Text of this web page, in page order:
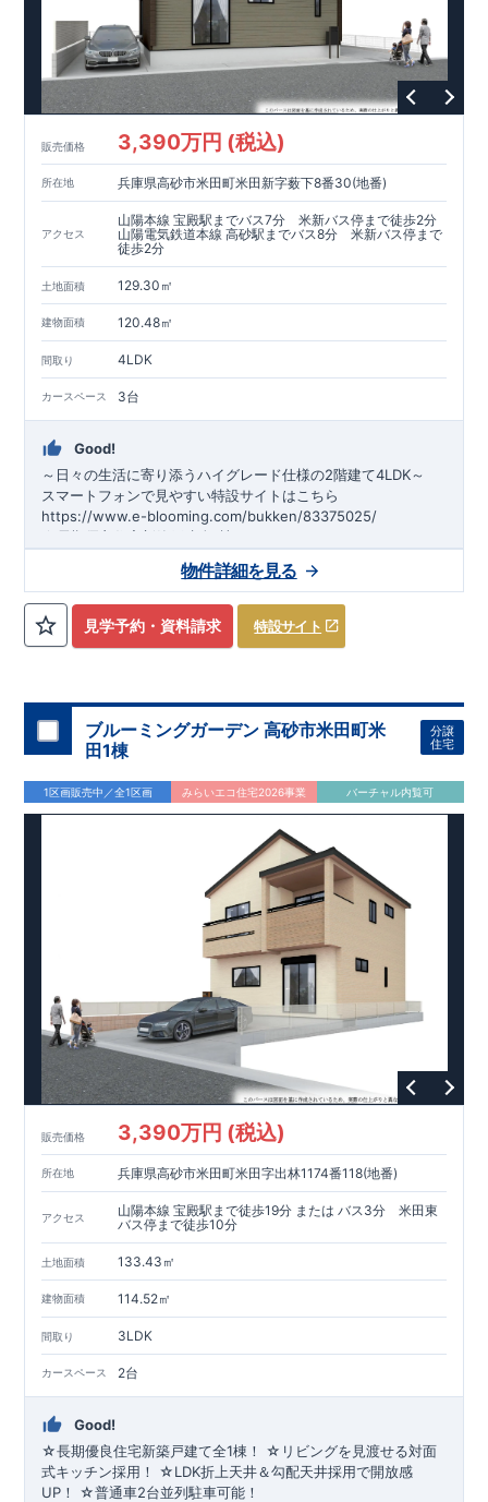
販売価格 3,390万円 (税込)
所在地 兵庫県高砂市米田町米田新字薮下8番30(地番)
アクセス
山陽本線 宝殿駅までバス7分 米新バス停まで徒歩2分
山陽電気鉄道本線 高砂駅までバス8分 米新バス停まで
徒歩2分
土地面積 129.30㎡
建物面積 120.48㎡
間取り 4LDK
カースペース 3台
Good!
～ 日々の生活に寄り添うハイグレード仕様の2階建て4LDK～
スマートフォンで見やすい特設サイトはこちら
https://www.e-blooming.com/bukken/83375025/
★
長期優良住宅 新築戸建全1棟！
★ 玄関吹抜＆ＬＤＫ折上天井 採用で開放感ＵＰ！
までバス8分 ​バス停「米新」まで徒歩2分
​◆周辺環境◆
​高砂市立 米田こども園・・・約650～750ｍ（徒歩9～10分）
高砂市立 米田小学校・・・約650～750ｍ（徒歩9～10分）
​ハローズ 高砂店・・・約150ｍ（徒歩2分）
​ウエルシア高砂米田店・・・約600～700ｍ（徒歩8～9分）
ブルーミングガーデンのこだわり◆
​↓クリックすると特設ページにジャンプします↓
​​・東栄住宅は、全7つの技術基準のうち、4つの最高等級を取
得。長期優良住宅とは、｢良い家を作って、きちんと手入れをし
て、長く大切に使う｣ことを目的とした認定制度。住宅ローン減
税、固定資産税などの税制優遇を受けられるだけでなく、中古
市場でも、長期優良住宅が有利に働きます。
【全棟自社一貫体制
​​​・誰が、何をしたか。が明確だからこそ、お客様の安心に繋が
ります。
​・設計、施工、営業が互いに協力しあい、最良のプランを提供
いたします。
​・不要な中間マージンを抑えることで、コストダウンに努めて
【耐震等級3取得】
​・東栄住宅の建物は、国が定めた耐震等級で最高の3を取得。
建築基準法で定められた、｢数百年に一度発生する地震に対し
力を達成しています。
【住宅性能評価ダブル取得】
・設計住宅性能評価：建物設計段階で、国が認めた第三者機関
が評価しています。
・建設住宅性能評価：評価を受けた図面通りに施工されている
図面や書類上だけでなく、現場の施工状況を検査した上で、品
質を保証しています。
​・東栄住宅では、お引渡し後最大7回の無料定期点検と、30年
間の品質保証を実施。お引渡しからが本当のお付き合いだと考
え、アフターサービスを外部の業者に委託せず、東栄住宅グル
ープ「東栄ホームサービス株式会社」にて責任をもって対応い
見学予約・資料請求 特設サイト
物件詳細を見る
ブルーミングガーデン 高砂市米田町米
田1棟
分譲
住宅
1区画販売中／全1区画 みらいエコ住宅2026事業 バーチャル内覧可
販売価格 3,390万円 (税込)
所在地 兵庫県高砂市米田町米田字出林1174番118(地番)
アクセス
山陽本線 宝殿駅まで徒歩19分 または バス3分 米田東
バス停まで徒歩10分
土地面積 133.43㎡
建物面積 114.52㎡
間取り 3LDK
カースペース 2台
Good!
☆長期優良住宅新築戸建て全1棟！ ☆リビングを見渡せる対面
式キッチン採用！ ☆LDK折上天井＆勾配天井採用で開放感
UP！ ☆普通車2台並列駐車可能！